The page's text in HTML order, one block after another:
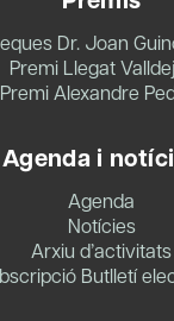
Dr. Joan
Premi Llegat
Premi Alexandre
Agenda i
Agenda
Notícies
Arxiu d’activitats
Butlletí